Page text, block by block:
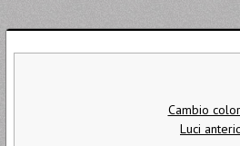
Cambio
Luci